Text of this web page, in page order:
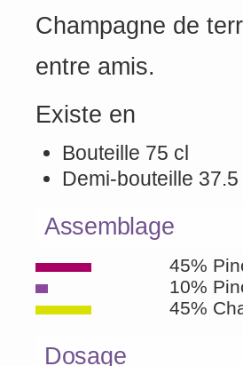
Champagne de
entre amis.
Existe en
Bouteille 75 cl
Demi-bouteille 37.5
Assemblage
45%
10%
45%
Dosage